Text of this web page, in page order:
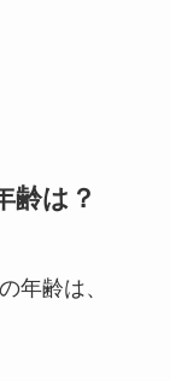
齢は？
年齢は、